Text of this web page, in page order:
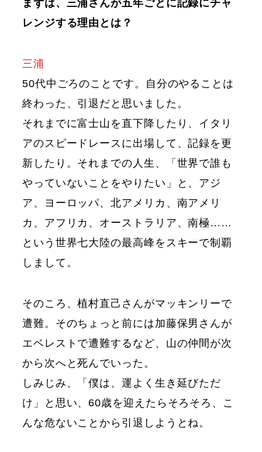
まずは、三浦さんが五年ごとに記録にチャ
レンジする理由とは？
三浦
50代中ごろのことです。自分のやることは
終わった、引退だと思いました。
それまでに富士山を直下降したり、イタリ
アのスピードレースに出場して、記録を更
新したり。それまでの人生、「世界で誰も
やっていないことをやりたい」と、アジ
ア、ヨーロッパ、北アメリカ、南アメリ
カ、アフリカ、オーストラリア、南極……
という世界七大陸の最高峰をスキーで制覇
しまして。
そのころ、植村直己さんがマッキンリーで
遭難。そのちょっと前には加藤保男さんが
エベレストで遭難するなど、山の仲間が次
から次へと死んでいった。
しみじみ、「僕は、運よく生き延びただ
け」と思い、60歳を迎えたらそろそろ、こ
んな危ないことから引退しようとね。